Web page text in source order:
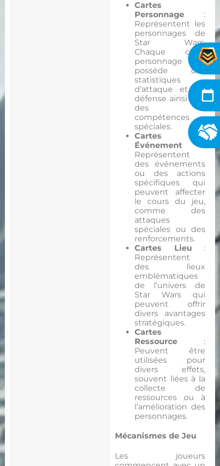
Cartes
Personnage :
Représentent les
personnages de
Star Wars.
Chaque carte
personnage
possède des
statistiques
d’attaque et de
défense ainsi que
des
compétences
spéciales.
Cartes
Événement :
Représentent
des événements
ou des actions
spécifiques qui
peuvent affecter
le cours du jeu,
comme des
attaques
spéciales ou des
renforcements.
Cartes Lieu :
Représentent
des lieux
emblématiques
de l’univers de
Star Wars qui
peuvent offrir
divers avantages
stratégiques.
Cartes
Ressource :
Peuvent être
utilisées pour
divers effets,
souvent liées à la
collecte de
ressources ou à
l’amélioration des
personnages.
Mécanismes de Jeu
Les joueurs